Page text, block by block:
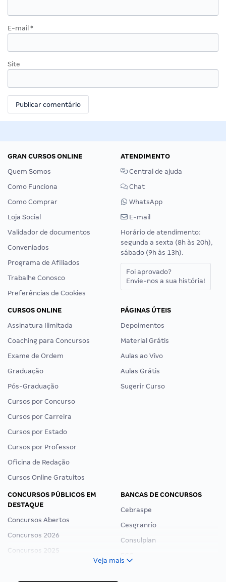
E-mail *
Site
GRAN CURSOS ONLINE
Quem Somos
Como Funciona
Como Comprar
Loja Social
Validador de documentos
Conveniados
Programa de Afiliados
Trabalhe Conosco
Preferências de Cookies
ATENDIMENTO
Central de ajuda
Chat
WhatsApp
E-mail
Horário de atendimento:
segunda a sexta (8h às 20h),
sábado (9h às 13h).
Foi aprovado?
Envie-nos a sua história!
CURSOS ONLINE
Assinatura Ilimitada
Coaching para Concursos
Exame de Ordem
Graduação
Pós-Graduação
Cursos por Concurso
Cursos por Carreira
Cursos por Estado
Cursos por Professor
Oficina de Redação
Cursos Online Gratuitos
PÁGINAS ÚTEIS
Depoimentos
Material Grátis
Aulas ao Vivo
Aulas Grátis
Sugerir Curso
CONCURSOS PÚBLICOS EM
DESTAQUE
Concursos Abertos
Concursos 2026
Concursos 2025
BANCAS DE CONCURSOS
Cebraspe
Cesgranrio
Consulplan
Veja mais